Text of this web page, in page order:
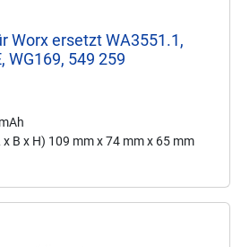
Worx ersetzt WA3551.1,
WG169, 549 259
x B x H) 109 mm x 74 mm x 65 mm